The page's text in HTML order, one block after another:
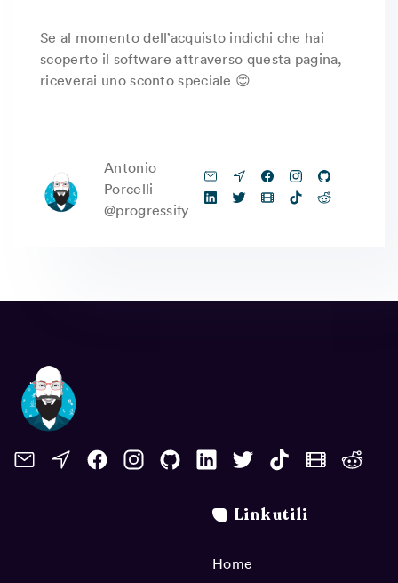
Se al momento dell’acquisto indichi che hai
scoperto il software attraverso questa pagina,
riceverai uno sconto speciale 😊
Antonio
Porcelli
@progressify
Link utili
Home